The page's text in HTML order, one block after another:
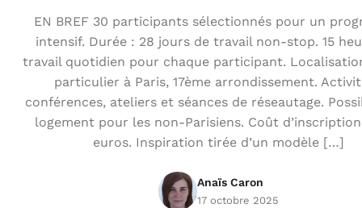
EN BREF 30 participants sélectionnés pour un
intensif. Durée : 28 jours de travail non-stop. 15
travail quotidien pour chaque participant.
particulier à Paris, 17ème arrondissement.
conférences, ateliers et séances de réseautage.
logement pour les non-Parisiens. Coût d’inscription
euros. Inspiration tirée d’un modèle […]
Anaïs Caron
17 octobre 2025